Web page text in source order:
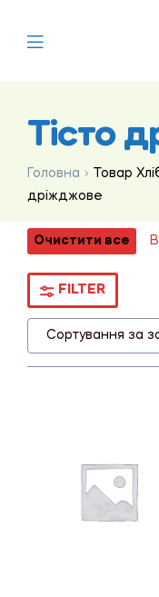
Тісто
Головна Товар
дріжджове
Очистити все
FILTER